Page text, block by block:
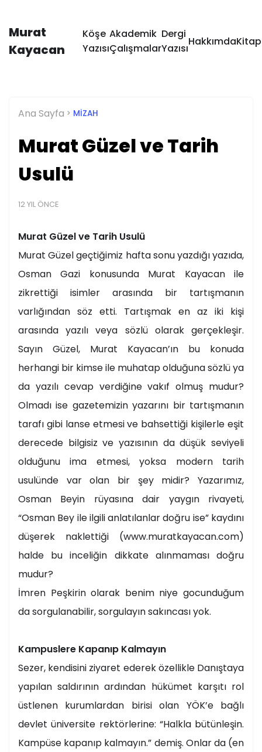
Murat
Kayacan
Köşe
Yazısı
Akademik
Çalışmalar
Dergi
Yazısı
HakkımdaKitap
Ana Sayfa MIZAH
Murat Güzel ve Tarih
Usulü
12 YIL ÖNCE
Murat Güzel ve Tarih Usulü
Murat Güzel geçtiğimiz hafta sonu yazdığı yazıda,
Osman Gazi konusunda Murat Kayacan ile
zikrettiği isimler arasında bir tartışmanın
varlığından söz etti. Tartışmak en az iki kişi
arasında yazılı veya sözlü olarak gerçekleşir.
Sayın Güzel, Murat Kayacan’ın bu konuda
herhangi bir kimse ile muhatap olduğuna sözlü ya
da yazılı cevap verdiğine vakıf olmuş mudur?
Olmadı ise gazetemizin yazarını bir tartışmanın
tarafı gibi lanse etmesi ve bahsettiği kişilerle eşit
derecede bilgisiz ve yazısının da düşük seviyeli
olduğunu ima etmesi, yoksa modern tarih
usulünde var olan bir şey midir? Yazarımız,
Osman Beyin rüyasına dair yaygın rivayeti,
“Osman Bey ile ilgili anlatılanlar doğru ise” kaydını
düşerek naklettiği (www.muratkayacan.com)
halde bu inceliğin dikkate alınmaması doğru
mudur?
İmren Peşkirin olarak benim niye gocunduğum
da sorgulanabilir, sorgulayın sakıncası yok.
Kampuslere Kapanıp Kalmayın
Sezer, kendisini ziyaret ederek özellikle Danıştaya
yapılan saldırının ardından hükümet karşıtı rol
üstlenen kurumlardan birisi olan YÖK’e bağlı
devlet üniversite rektörlerine: “Halkla bütünleşin.
Kampüse kapanıp kalmayın.” demiş. Onlar da (en